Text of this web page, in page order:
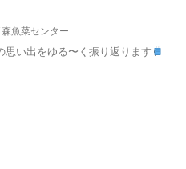
魚菜センター
い出をゆる〜く振り返ります